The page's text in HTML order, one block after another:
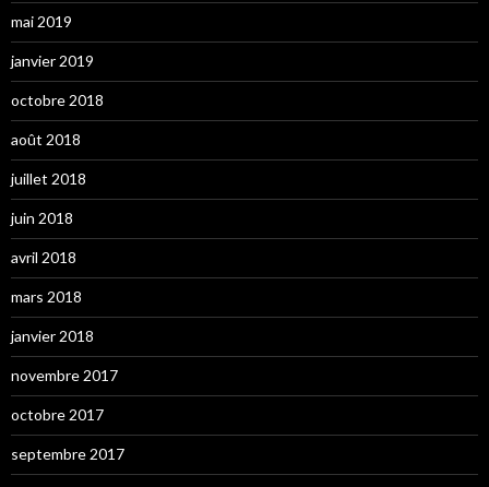
mai 2019
janvier 2019
octobre 2018
août 2018
juillet 2018
juin 2018
avril 2018
mars 2018
janvier 2018
novembre 2017
octobre 2017
septembre 2017